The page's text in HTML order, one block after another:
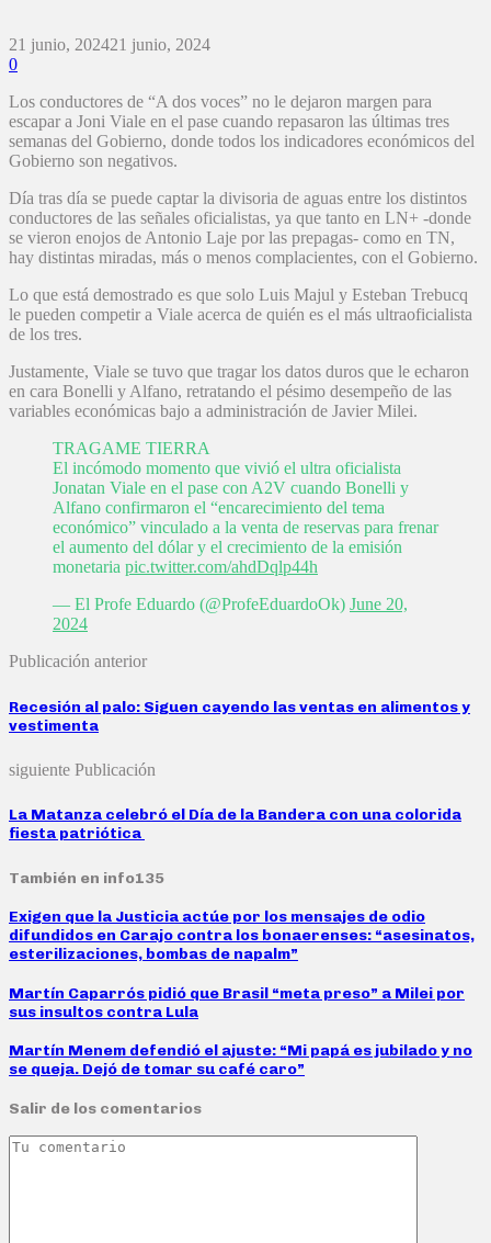
21 junio, 202421 junio, 2024
0
Los conductores de “A dos voces” no le dejaron margen para
escapar a Joni Viale en el pase cuando repasaron las últimas tres
semanas del Gobierno, donde todos los indicadores económicos del
Gobierno son negativos.
Día tras día se puede captar la divisoria de aguas entre los distintos
conductores de las señales oficialistas, ya que tanto en LN+ -donde
se vieron enojos de Antonio Laje por las prepagas- como en TN,
hay distintas miradas, más o menos complacientes, con el Gobierno.
Lo que está demostrado es que solo Luis Majul y Esteban Trebucq
le pueden competir a Viale acerca de quién es el más ultraoficialista
de los tres.
Justamente, Viale se tuvo que tragar los datos duros que le echaron
en cara Bonelli y Alfano, retratando el pésimo desempeño de las
variables económicas bajo a administración de Javier Milei.
TRAGAME TIERRA
El incómodo momento que vivió el ultra oficialista
Jonatan Viale en el pase con A2V cuando Bonelli y
Alfano confirmaron el “encarecimiento del tema
económico” vinculado a la venta de reservas para frenar
el aumento del dólar y el crecimiento de la emisión
monetaria pic.twitter.com/ahdDqlp44h
— El Profe Eduardo (@ProfeEduardoOk) June 20,
2024
Publicación anterior
Recesión al palo: Siguen cayendo las ventas en alimentos y
vestimenta
siguiente Publicación
La Matanza celebró el Día de la Bandera con una colorida
fiesta patriótica
También en info135
Exigen que la Justicia actúe por los mensajes de odio
difundidos en Carajo contra los bonaerenses: “asesinatos,
esterilizaciones, bombas de napalm”
Martín Caparrós pidió que Brasil “meta preso” a Milei por
sus insultos contra Lula
Martín Menem defendió el ajuste: “Mi papá es jubilado y no
se queja. Dejó de tomar su café caro”
Salir de los comentarios